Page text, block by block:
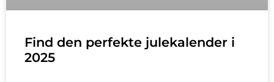
Find den perfekte julekalender i
2025